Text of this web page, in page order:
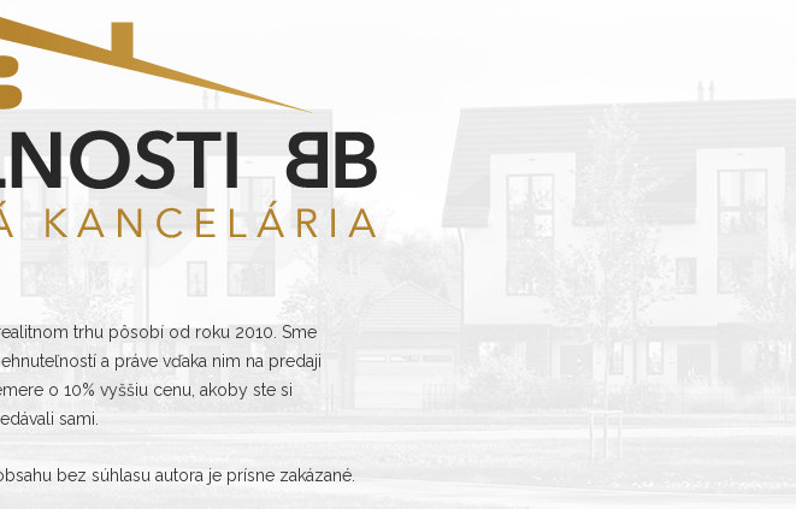
trhu pôsobí od roku 2010. Sme
a práve vďaka nim na predaji
o 10% vyššiu cenu, akoby ste si
sami.
bez súhlasu autora je prísne zakázané.